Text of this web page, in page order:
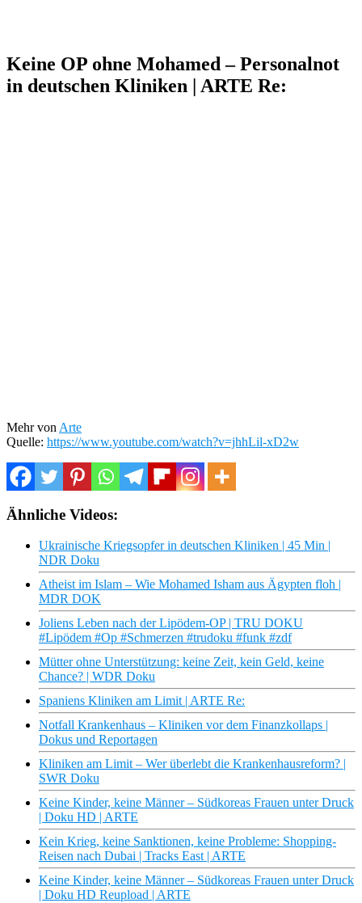
Keine OP ohne Mohamed – Personalnot
in deutschen Kliniken | ARTE Re:
Mehr von Arte
Quelle: https://www.youtube.com/watch?v=jhhLil-xD2w
Ähnliche Videos:
Ukrainische Kriegsopfer in deutschen Kliniken | 45 Min |
NDR Doku
Atheist im Islam – Wie Mohamed Isham aus Ägypten floh |
MDR DOK
Joliens Leben nach der Lipödem-OP | TRU DOKU
#Lipödem #Op #Schmerzen #trudoku #funk #zdf
Mütter ohne Unterstützung: keine Zeit, kein Geld, keine
Chance? | WDR Doku
Spaniens Kliniken am Limit | ARTE Re:
Notfall Krankenhaus – Kliniken vor dem Finanzkollaps |
Dokus und Reportagen
Kliniken am Limit – Wer überlebt die Krankenhausreform? |
SWR Doku
Keine Kinder, keine Männer – Südkoreas Frauen unter Druck
| Doku HD | ARTE
Kein Krieg, keine Sanktionen, keine Probleme: Shopping-
Reisen nach Dubai | Tracks East | ARTE
Keine Kinder, keine Männer – Südkoreas Frauen unter Druck
| Doku HD Reupload | ARTE